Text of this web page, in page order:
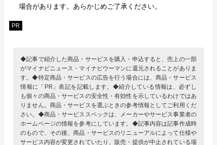
場合があります。あらかじめご了承ください。
PR
◆記事で紹介した商品・サービスを購入・申込すると、売上の一部
がマイナビニュース・マイナビウーマンに還元されることがありま
す。◆特定商品・サービスの広告を行う場合には、商品・サービス
情報に「PR」表記を記載します。◆紹介している情報は、必ずし
も個々の商品・サービスの安全性・有効性を示しているわけではあ
りません。商品・サービスを選ぶときの参考情報としてご利用くだ
さい。◆商品・サービススペックは、メーカーやサービス事業者の
ホームページの情報を参考にしています。◆記事内容は記事作成時
のもので、その後、商品・サービスのリニューアルによって仕様や
サービス内容が変更されていたり、販売・提供が中止されている場